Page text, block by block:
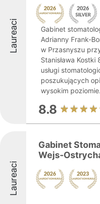
Laureaci
Gabinet
Adrianny Frank-
w Przasnyszu
Stanisława
usługi
poszukujących
wysokim
8.8
Laureaci
Gabinet
Wejs-